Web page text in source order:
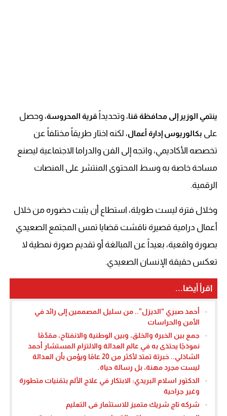
ينتمي الوزير إلى محافظة قنا، وتحديداً قرية المحروسة، وحصل
على بكالوريوس إدارة أعمال، لكنه اختار طريقاً مختلفاً عن
تخصصه الأكاديمي، واتجه إلى الفن والدراما الاجتماعية ليصنع
مساحة خاصة به وسط المحتوى المنتشر على المنصات
الرقمية.
وخلال فترة ليست طويلة، استطاع أن يثبت حضوره من خلال
أعمال درامية قصيرة ناقشت قضايا تمس المجتمع الصعيدي
بصورة واقعية، بعيداً عن المبالغة أو تقديم صورة نمطية لا
تعكس حقيقة الإنسان الصعيدي.
اقرأ أيضا...
أحمد صبري “الديزل”.. من سليل المصممين إلى رائد في
الأمن والحراسات
جمع بين الخبرة والخلق، وبين الوطنية والانفتاح، مقدّمًا
نموذجًا يحتذى به في عالم العدالة والالتزام المستشار أحمد
الشاذلي.. خبرتة تمتد لأكثر من 20 عامًا ويؤمن بأن العدالة
ليست مجرد مهنة، بل رسالة حياة.
الدكتور اسلام البريدي: الابتكار في علاج الألم بتقنيات متطورة
وغير جراحية
شركه تاج شريك متميز للاستثمار فى التعليم